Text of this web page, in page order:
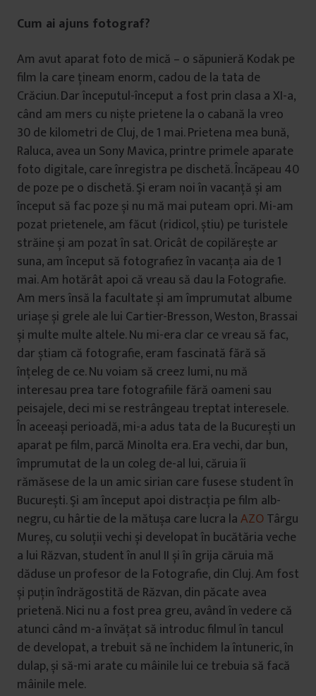
Cum ai ajuns fotograf?
Am avut aparat foto de mică – o săpunieră Kodak pe
film la care țineam enorm, cadou de la tata de
Crăciun. Dar începutul-început a fost prin clasa a XI-a,
când am mers cu niște prietene la o cabană la vreo
30 de kilometri de Cluj, de 1 mai. Prietena mea bună,
Raluca, avea un Sony Mavica, printre primele aparate
foto digitale, care înregistra pe dischetă. Încăpeau 40
de poze pe o dischetă. Şi eram noi în vacanță și am
început să fac poze și nu mă mai puteam opri. Mi-am
pozat prietenele, am făcut (ridicol, știu) pe turistele
străine și am pozat în sat. Oricât de copilărește ar
suna, am început să fotografiez în vacanța aia de 1
mai. Am hotărât apoi că vreau să dau la Fotografie.
Am mers însă la facultate și am împrumutat albume
uriașe și grele ale lui Cartier-Bresson, Weston, Brassai
și multe multe altele. Nu mi-era clar ce vreau să fac,
dar știam că fotografie, eram fascinată fără să
înțeleg de ce. Nu voiam să creez lumi, nu mă
interesau prea tare fotografiile fără oameni sau
peisajele, deci mi se restrângeau treptat interesele.
În aceeași perioadă, mi-a adus tata de la București un
aparat pe film, parcă Minolta era. Era vechi, dar bun,
împrumutat de la un coleg de-al lui, căruia îi
rămăsese de la un amic sirian care fusese student în
București. Şi am început apoi distracția pe film alb-
negru, cu hârtie de la mătușa care lucra laAZOTârgu
Mureș, cu soluții vechi și developat în bucătăria veche
a lui Răzvan, student în anul II și în grija căruia mă
dăduse un profesor de la Fotografie, din Cluj. Am fost
și puțin îndrăgostită de Răzvan, din păcate avea
prietenă. Nici nu a fost prea greu, având în vedere că
atunci când m-a învățat să introduc filmul în tancul
de developat, a trebuit să ne închidem la întuneric, în
dulap, și să-mi arate cu mâinile lui ce trebuia să facă
mâinile mele.